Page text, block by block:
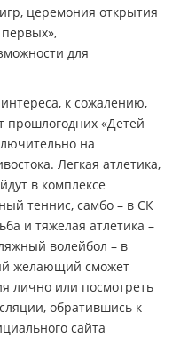
церемония открытия
для
к сожалению,
прошлогодних «Детей
на
Легкая атлетика,
в комплексе
теннис, самбо – в СК
и тяжелая атлетика –
волейбол – в
желающий сможет
лично или посмотреть
обратившись к
сайта